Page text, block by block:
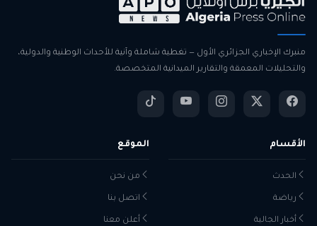
منبرك الإخباري الجزائري الأول — تغطية شاملة وآنية للأحداث الوطنية والدولية،
والتحليلات المعمقة والتقارير الميدانية المتخصصة.
الأقسام
الحدث
رياضة
أخبار الجالية
الموقع
من نحن
اتصل بنا
أعلن معنا